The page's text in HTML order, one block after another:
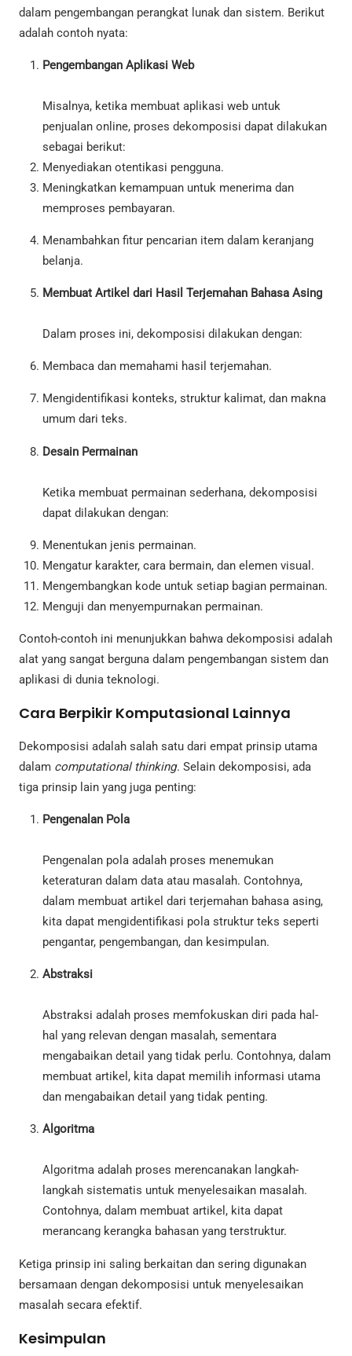
dalam pengembangan perangkat lunak dan sistem. Berikut
adalah contoh nyata:
Pengembangan Aplikasi Web
Misalnya, ketika membuat aplikasi web untuk
penjualan online, proses dekomposisi dapat dilakukan
sebagai berikut:
Menyediakan otentikasi pengguna.
Meningkatkan kemampuan untuk menerima dan
memproses pembayaran.
Menambahkan fitur pencarian item dalam keranjang
belanja.
Membuat Artikel dari Hasil Terjemahan Bahasa Asing
Dalam proses ini, dekomposisi dilakukan dengan:
Membaca dan memahami hasil terjemahan.
Mengidentifikasi konteks, struktur kalimat, dan makna
umum dari teks.
Desain Permainan
Ketika membuat permainan sederhana, dekomposisi
dapat dilakukan dengan:
Menentukan jenis permainan.
Mengatur karakter, cara bermain, dan elemen visual.
Mengembangkan kode untuk setiap bagian permainan.
Menguji dan menyempurnakan permainan.
Contoh-contoh ini menunjukkan bahwa dekomposisi adalah
alat yang sangat berguna dalam pengembangan sistem dan
aplikasi di dunia teknologi.
Cara Berpikir Komputasional Lainnya
Dekomposisi adalah salah satu dari empat prinsip utama
dalam computational thinking. Selain dekomposisi, ada
tiga prinsip lain yang juga penting:
Pengenalan Pola
Pengenalan pola adalah proses menemukan
keteraturan dalam data atau masalah. Contohnya,
dalam membuat artikel dari terjemahan bahasa asing,
kita dapat mengidentifikasi pola struktur teks seperti
pengantar, pengembangan, dan kesimpulan.
Abstraksi
Abstraksi adalah proses memfokuskan diri pada hal-
hal yang relevan dengan masalah, sementara
mengabaikan detail yang tidak perlu. Contohnya, dalam
membuat artikel, kita dapat memilih informasi utama
dan mengabaikan detail yang tidak penting.
Algoritma
Algoritma adalah proses merencanakan langkah-
langkah sistematis untuk menyelesaikan masalah.
Contohnya, dalam membuat artikel, kita dapat
merancang kerangka bahasan yang terstruktur.
Ketiga prinsip ini saling berkaitan dan sering digunakan
bersamaan dengan dekomposisi untuk menyelesaikan
masalah secara efektif.
Kesimpulan